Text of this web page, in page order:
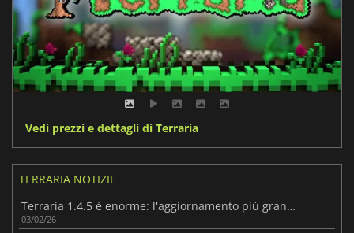
Vedi prezzi e dettagli di Terraria
TERRARIA NOTIZIE
Terraria 1.4.5 è enorme: l'aggiornamento più grande che i fan non si aspettavano
03/02/26